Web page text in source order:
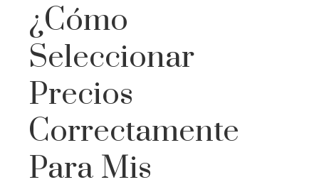
¿Cómo
Seleccionar
Precios
Correctamente
Para Mis